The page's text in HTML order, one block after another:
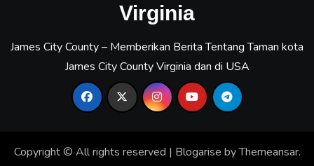
Virginia
James City County – Memberikan Berita Tentang Taman kota
James City County Virginia dan di USA
Copyright © All rights reserved | Blogarise byThemeansar.